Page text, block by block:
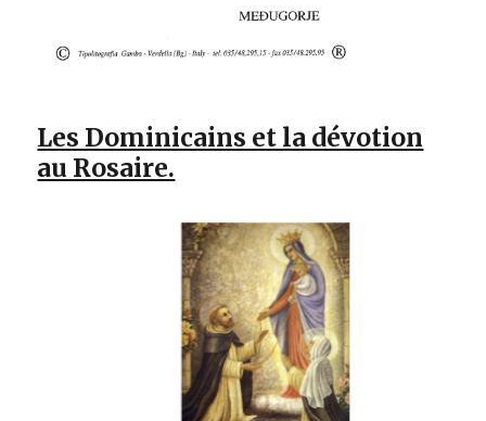
Les Dominicains et la dévotion
au Rosaire.